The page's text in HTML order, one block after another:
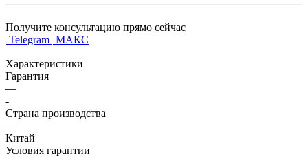
Получите консультацию прямо сейчас
Telegram МАКС
Характеристики
Гарантия
—
-
Страна производства
—
Китай
Условия гарантии